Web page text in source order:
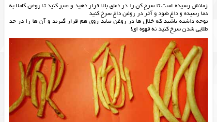
زمانش رسیده است تا سرخ کن را در دمای بالا قرار دهید و صبر کنید تا روغن کاملا به
دما رسیده و داغ شود و آخر در روغن داغ سرخ کنید
توجه داشته باشید که خلال ها در روغن نباید روی هم قرار گیرند و آن ها را در حد
طلایی شدن سرخ کنید نه قهوه ای!